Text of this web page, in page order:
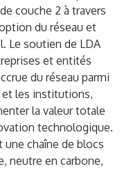
couche 2 à travers
du réseau et
Le soutien de LDA
et entités
du réseau parmi
et les institutions,
la valeur totale
technologique.
une chaîne de blocs
neutre en carbone,